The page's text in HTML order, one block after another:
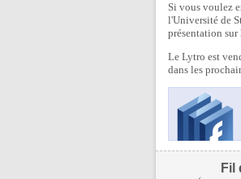
Si vous voulez
l'Université de
présentation
Le Lytro est
dans les
Fil